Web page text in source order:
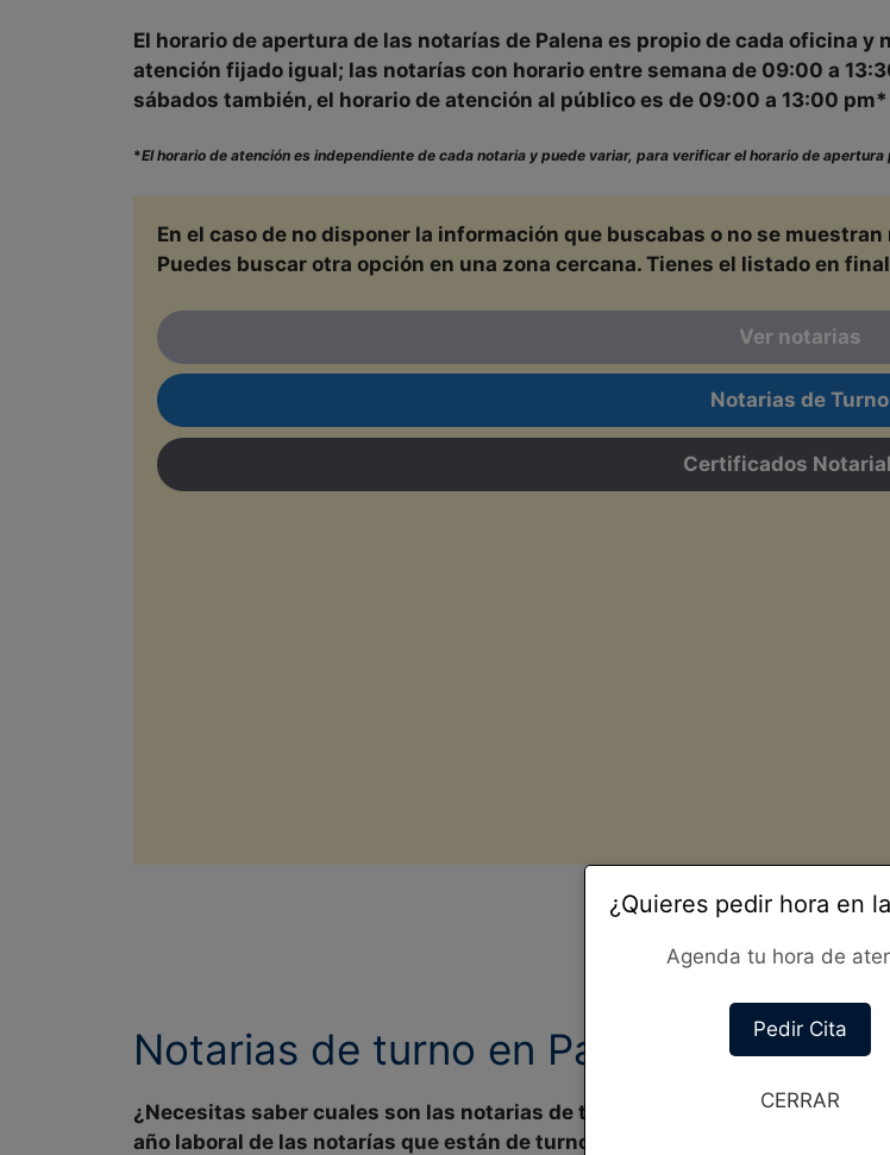
El horario de apertura de las notarías de Palena es propio de cada oficina y
atención fijado igual; las notarías con horario entre semana de 09:00 a
sábados también, el horario de atención al público es de 09:00 a 13:00 pm*
*El horario de atención es independiente de cada notaria y puede variar, para verificar el horario de apertura
En el caso de no disponer la información que buscabas o no se
Puedes buscar otra opción en una zona cercana. Tienes el listado en
Ver notarias
Notarias de Turno
Certificados
Notarias de turno en Palena
¿Necesitas saber cuales son las notarias de turno hoy en Palena y sus
año laboral de las notarías que están de turno en la zona de
¿Quieres pedir hora en
Agenda tu hora de
Pedir Cita
CERRAR